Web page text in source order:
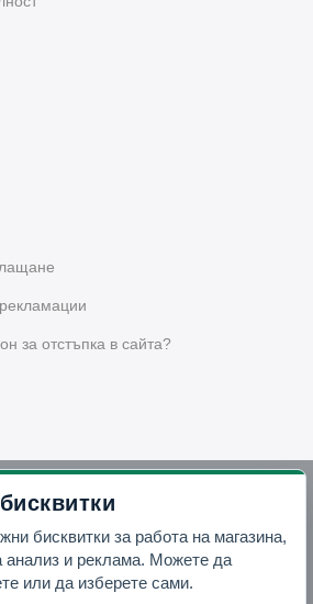
за отстъпка в сайта?
Telegram
бисквитки за работа на магазина,
анализ и реклама. Можете да
или да изберете сами.